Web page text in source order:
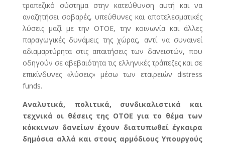
τραπεζικό σύστημα στην κατεύθυνση αυτή και να
αναζητήσει σοβαρές, υπεύθυνες και αποτελεσματικές
λύσεις μαζί με την ΟΤΟΕ, την κοινωνία και άλλες
παραγωγικές δυνάμεις της χώρας, αντί να συναινεί
αδιαμαρτύρητα στις απαιτήσεις των δανειστών, που
οδηγούν σε αβεβαιότητα τις ελληνικές τράπεζες και σε
επικίνδυνες «λύσεις» μέσω των εταιρειών distress
funds.
Αναλυτικά, πολιτικά, συνδικαλιστικά και
τεχνικά οι θέσεις της ΟΤΟΕ για το θέμα των
κόκκινων δανείων έχουν διατυπωθεί έγκαιρα
δημόσια αλλά και στους αρμόδιους Υπουργούς